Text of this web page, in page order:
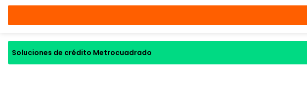
Soluciones de crédito Metrocuadrado